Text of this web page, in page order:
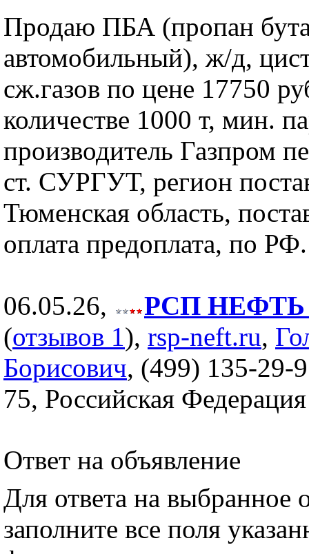
Продаю ПБА (пропан
автомобильный), ж/д,
сж.газов по цене 17750
количестве 1000 т, мин.
производитель Газпром
ст. СУРГУТ, регион
Тюменская область,
оплата предоплата, по РФ.
06.05.26,
РСП НЕФТЬ
(отзывов 1), rsp-neft.ru,
Борисович, (499) 135-29-
75, Российская Федерация
Ответ на объявление
Для ответа на выбранное
заполните все поля